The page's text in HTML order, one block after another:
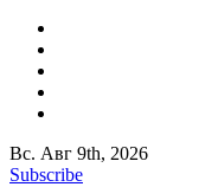
Вс. Авг 9th, 2026
Subscribe